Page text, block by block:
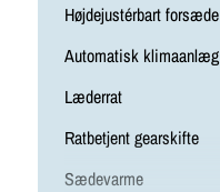
Højdejustérbart forsæde
Automatisk klimaanlæg
Læderrat
Ratbetjent gearskifte
Sædevarme